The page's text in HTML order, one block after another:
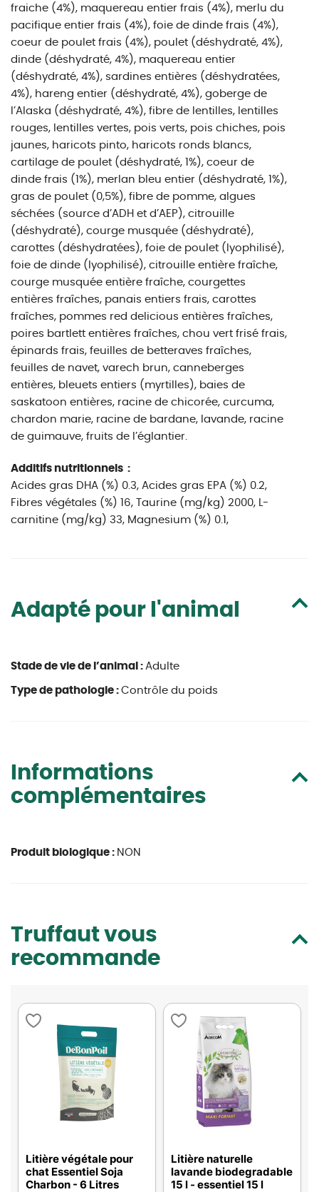
fraiche (4%), maquereau entier frais (4%), merlu du
pacifique entier frais (4%), foie de dinde frais (4%),
coeur de poulet frais (4%), poulet (déshydraté, 4%),
dinde (déshydraté, 4%), maquereau entier
(déshydraté, 4%), sardines entières (déshydratées,
4%), hareng entier (déshydraté, 4%), goberge de
l’Alaska (déshydraté, 4%), fibre de lentilles, lentilles
rouges, lentilles vertes, pois verts, pois chiches, pois
jaunes, haricots pinto, haricots ronds blancs,
cartilage de poulet (déshydraté, 1%), coeur de
dinde frais (1%), merlan bleu entier (déshydraté, 1%),
gras de poulet (0,5%), fibre de pomme, algues
séchées (source d’ADH et d’AEP), citrouille
(déshydraté), courge musquée (déshydraté),
carottes (déshydratées), foie de poulet (lyophilisé),
foie de dinde (lyophilisé), citrouille entière fraîche,
courge musquée entière fraîche, courgettes
entières fraîches, panais entiers frais, carottes
fraîches, pommes red delicious entières fraîches,
poires bartlett entières fraîches, chou vert frisé frais,
épinards frais, feuilles de betteraves fraîches,
feuilles de navet, varech brun, canneberges
entières, bleuets entiers (myrtilles), baies de
saskatoon entières, racine de chicorée, curcuma,
chardon marie, racine de bardane, lavande, racine
de guimauve, fruits de l’églantier.
Additifs nutritionnels :
Acides gras DHA (%) 0.3, Acides gras EPA (%) 0.2,
Fibres végétales (%) 16, Taurine (mg/kg) 2000, L-
carnitine (mg/kg) 33, Magnesium (%) 0.1,
Adapté pour l'animal
Stade de vie de l’animal : Adulte
Type de pathologie : Contrôle du poids
Informations
complémentaires
Produit biologique : NON
Truffaut vous
recommande
Litière végétale pour
chat Essentiel Soja
Charbon - 6 Litres
Litière naturelle
lavande biodegradable
15 l - essentiel 15 l